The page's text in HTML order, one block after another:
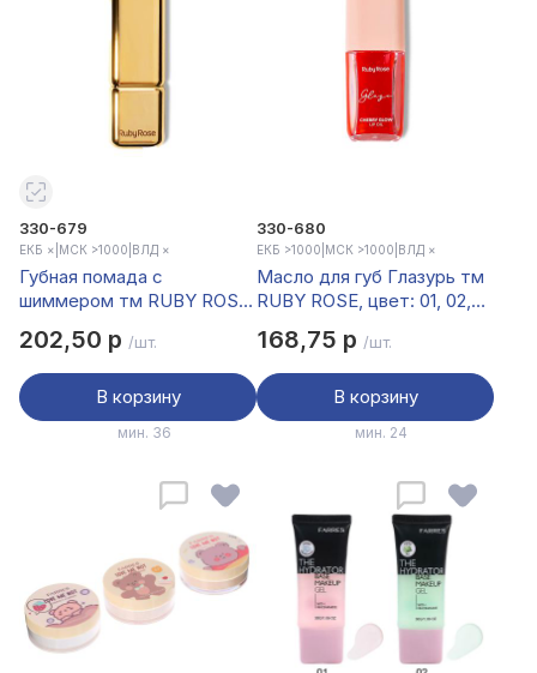
330-679
ЕКБ × МСК >1000 ВЛД ×
Губная помада с
шиммером тм RUBY ROSE,
4.1 мл.
202,50 р /шт.
В корзину
мин. 36
330-680
ЕКБ >1000 МСК >1000 ВЛД ×
Масло для губ Глазурь тм
RUBY ROSE, цвет: 01, 02,
168,75 р /шт.
В корзину
мин. 24